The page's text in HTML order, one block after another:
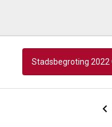
Stadsbegroting 2022